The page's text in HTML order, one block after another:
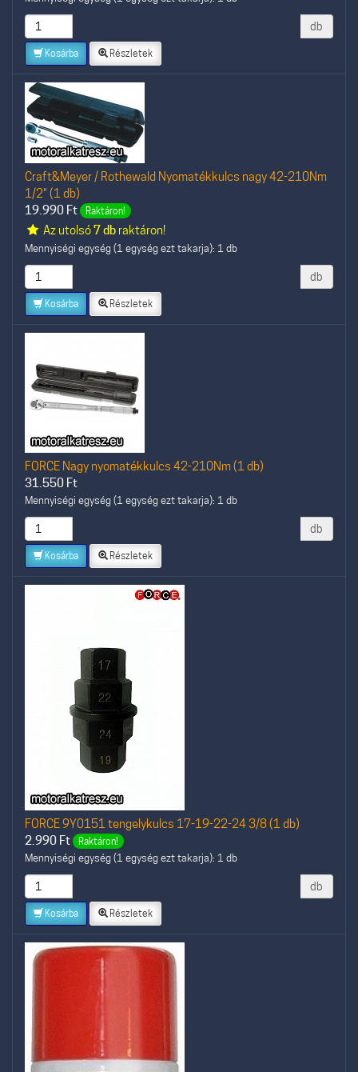
db
Kosárba Részletek
Craft&Meyer / Rothewald Nyomatékkulcs nagy 42-210Nm
1/2" (1 db)
19.990 Ft Raktáron!
Az utolsó7 dbraktáron!
Mennyiségi egység (1 egység ezt takarja): 1 db
db
Kosárba Részletek
FORCE Nagy nyomatékkulcs 42-210Nm (1 db)
31.550 Ft
Mennyiségi egység (1 egység ezt takarja): 1 db
db
Kosárba Részletek
FORCE 9Y0151 tengelykulcs 17-19-22-24 3/8 (1 db)
2.990 Ft Raktáron!
Mennyiségi egység (1 egység ezt takarja): 1 db
db
Kosárba Részletek